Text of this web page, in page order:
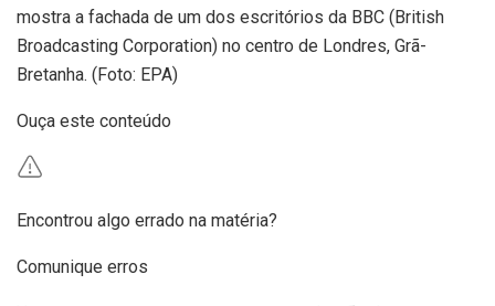
mostra a fachada de um dos escritórios da BBC (British
Broadcasting Corporation) no centro de Londres, Grã-
Bretanha. (Foto: EPA)
Ouça este conteúdo
Encontrou algo errado na matéria?
Comunique erros